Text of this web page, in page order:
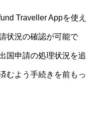
Traveller Appを使え
状況の確認が可能で
国申請の処理状況を追
むよう手続きを前もっ